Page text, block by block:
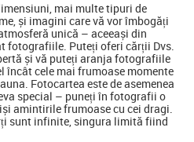
mai multe tipuri de
și imagini care vă vor îmbogăți
unică – aceeași din
fotografiile. Puteți oferi cărții Dvs.
și vă puteți aranja fotografiile
încât cele mai frumoase momente
Fotocartea este de asemenea
special – puneți în fotografii o
amintirile frumoase cu cei dragi.
sunt infinite, singura limită fiind